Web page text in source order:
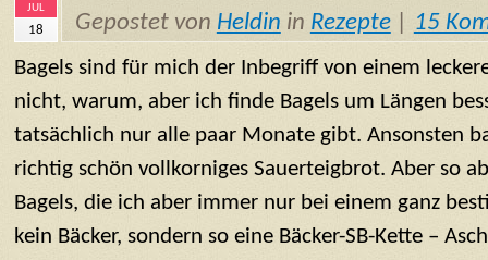
JUL
18 Gepostet von Heldin in Rezepte| 15
Bagels sind für mich der Inbegriff von einem
nicht, warum, aber ich finde Bagels um Längen
tatsächlich nur alle paar Monate gibt. Ansonsten
richtig schön vollkorniges Sauerteigbrot. Aber so
Bagels, die ich aber immer nur bei einem ganz
kein Bäcker, sondern so eine Bäcker-SB-Kette –